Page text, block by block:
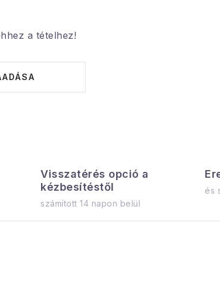
Visszatérés opció a
kézbesítéstől
számított 14 napon belül
és
a tételhez!